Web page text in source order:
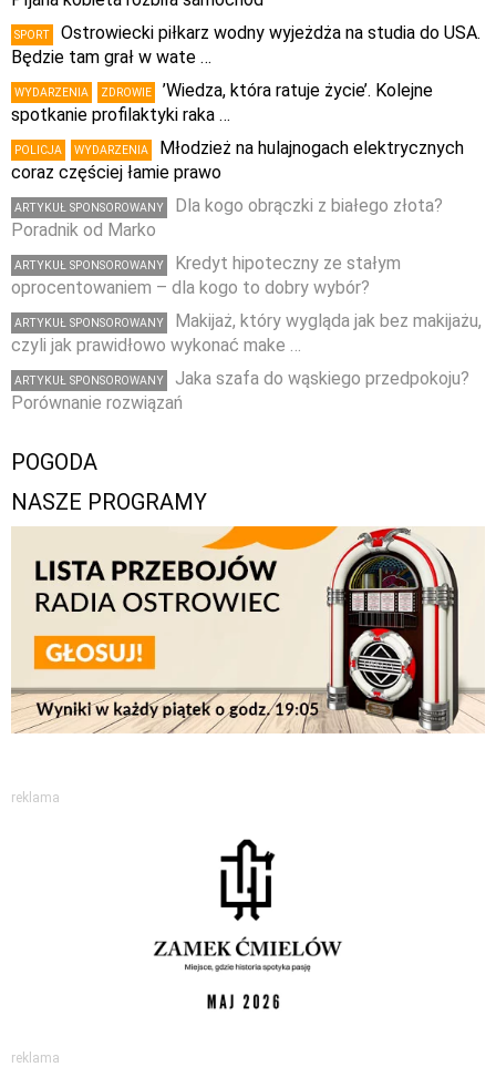
SPORT
Ostrowiecki piłkarz wodny wyjeżdża na studia do USA.
Będzie tam grał w wate …
WYDARZENIA ZDROWIE
’Wiedza, która ratuje życie’. Kolejne
spotkanie profilaktyki raka …
POLICJA WYDARZENIA
Młodzież na hulajnogach elektrycznych
coraz częściej łamie prawo
ARTYKUŁ SPONSOROWANY
Dla kogo obrączki z białego złota?
Poradnik od Marko
ARTYKUŁ SPONSOROWANY
Kredyt hipoteczny ze stałym
oprocentowaniem – dla kogo to dobry wybór?
ARTYKUŁ SPONSOROWANY
Makijaż, który wygląda jak bez makijażu,
czyli jak prawidłowo wykonać make …
ARTYKUŁ SPONSOROWANY
Jaka szafa do wąskiego przedpokoju?
Porównanie rozwiązań
POGODA
NASZE PROGRAMY
reklama
reklama